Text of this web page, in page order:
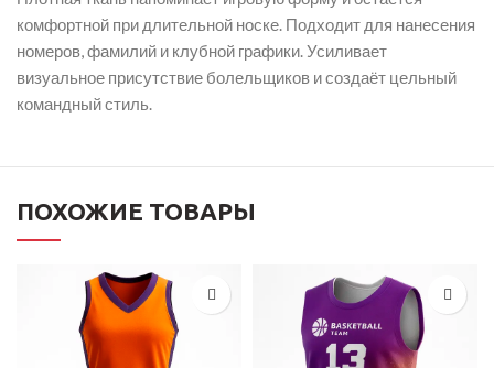
комфортной при длительной носке. Подходит для нанесения
номеров, фамилий и клубной графики. Усиливает
визуальное присутствие болельщиков и создаёт цельный
командный стиль.
ПОХОЖИЕ ТОВАРЫ